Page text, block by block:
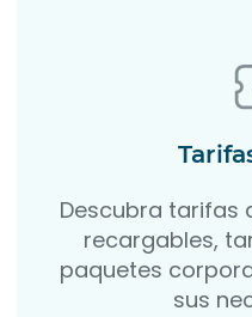
Descubra tarifas
recargables,
paquetes
sus